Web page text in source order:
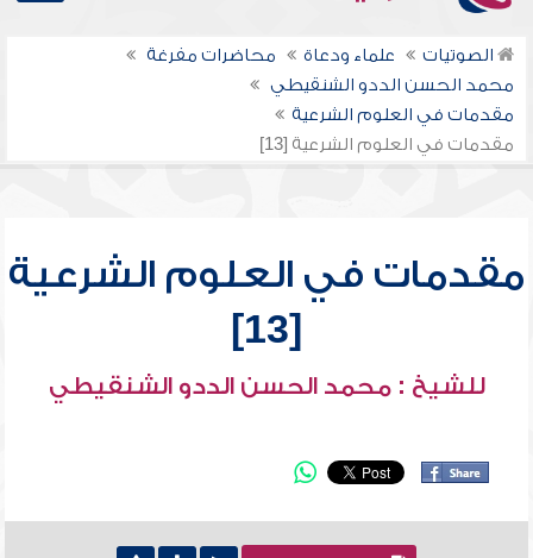
الصوتيات علماء ودعاة
محاضرات مفرغة
محمد الحسن الددو الشنقيطي
مقدمات في العلوم الشرعية
مقدمات في العلوم الشرعية [13]
مقدمات في العلوم الشرعية
[13]
للشيخ : محمد الحسن الددو الشنقيطي